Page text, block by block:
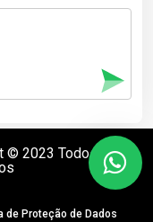
para a próxima vez
© 2023 Todos os
de Proteção de Dados